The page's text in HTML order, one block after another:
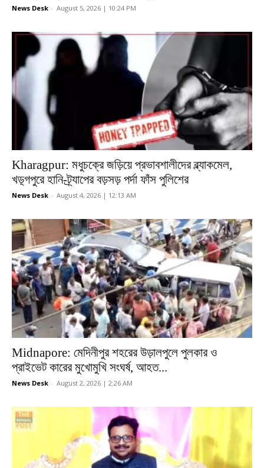
News Desk - August 5, 2026 | 10:24 PM
Kharagpur: মধুচক্রে জড়িয়ে প্রভাবশালীদের ব্ল্যাকমেল,
খড়্গপুরে হানি-ট্র্যাপের বড়সড় পর্দা ফাঁস পুলিশের
News Desk - August 4, 2026 | 12:13 AM
Midnapore: মেদিনীপুর শহরের উড়ালপুলে পুলকার ও
প্রাইভেট কারের মুখোমুখি সংঘর্ষ, আহত...
News Desk - August 2, 2026 | 2:26 AM